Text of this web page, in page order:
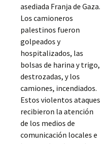
asediada Franja de Gaza.
Los camioneros
palestinos fueron
golpeados y
hospitalizados, las
bolsas de harina y trigo,
destrozadas, y los
camiones, incendiados.
Estos violentos ataques
recibieron la atención
de los medios de
comunicación locales e